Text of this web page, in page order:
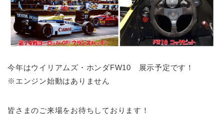
今年はウイリアムズ・ホンダFW10 展示予定です！
※エンジン始動はありません
皆さまのご来場をお待ちしております！